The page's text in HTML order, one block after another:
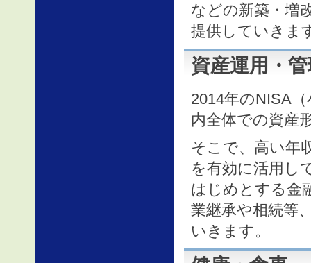
などの新築・増
提供していきま
資産運用・
2014年のNISA
内全体での資産
そこで、高い年
を有効に活用し
はじめとする金
業継承や相続等
いきます。